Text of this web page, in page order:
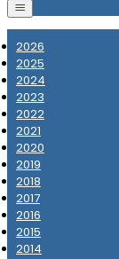
2026
2025
2024
2023
2022
2021
2020
2019
2018
2017
2016
2015
2014